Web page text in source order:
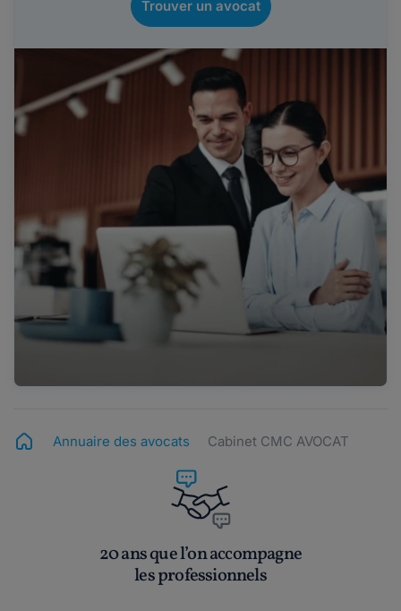
Trouver un avocat
Annuaire des avocats Cabinet CMC AVOCAT
20 ans que l’on accompagne
les professionnels